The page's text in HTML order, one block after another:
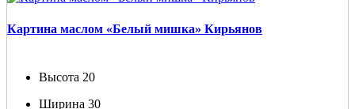
Картина маслом «Белый мишка» Кирьянов
Высота 20
Ширина 30